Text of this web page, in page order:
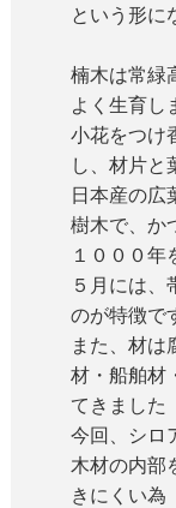
という形に
楠木は常緑
よく生育し
小花をつけ
し、材片と
日本産の広
樹木で、か
１０００年
５月には
のが特徴で
また、材は
材・船舶材
てきました
今回、シロ
木材の内部
きにくい為